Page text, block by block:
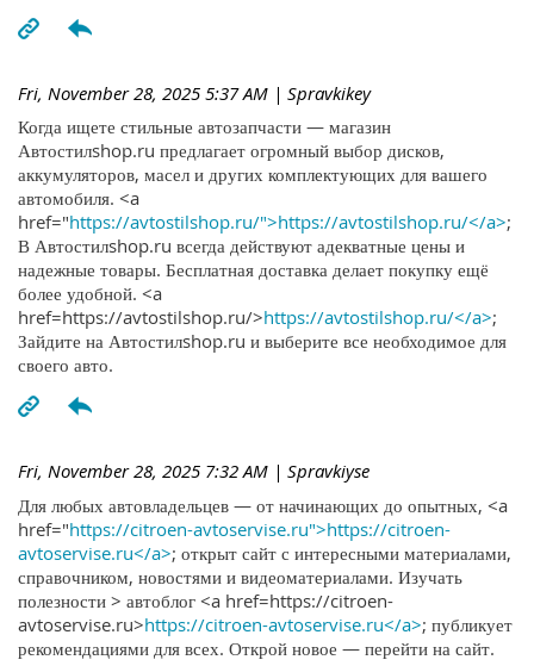
Fri, November 28, 2025 5:37 AM | Spravkikey
Когда ищете стильные автозапчасти — магазин
Автостилshop.ru предлагает огромный выбор дисков,
аккумуляторов, масел и других комплектующих для вашего
автомобиля. <a
href="https://avtostilshop.ru/">https://avtostilshop.ru/</a>;
В Автостилshop.ru всегда действуют адекватные цены и
надежные товары. Бесплатная доставка делает покупку ещё
более удобной. <a
href=https://avtostilshop.ru/>https://avtostilshop.ru/</a>;
Зайдите на Автостилshop.ru и выберите все необходимое для
своего авто.
Fri, November 28, 2025 7:32 AM | Spravkiyse
Для любых автовладельцев — от начинающих до опытных, <a
href="https://citroen-avtoservise.ru">https://citroen-
avtoservise.ru</a>; открыт сайт с интересными материалами,
справочником, новостями и видеоматериалами. Изучать
полезности > автоблог <a href=https://citroen-
avtoservise.ru>https://citroen-avtoservise.ru</a>; публикует
рекомендациями для всех. Открой новое — перейти на сайт.